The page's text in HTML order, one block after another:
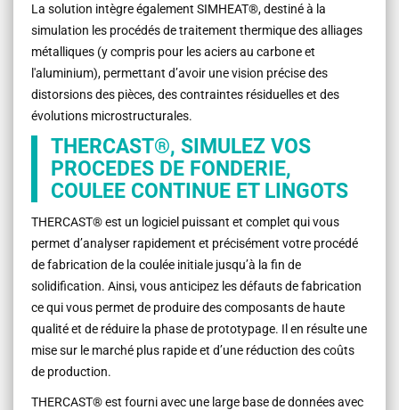
La solution intègre également SIMHEAT®, destiné à la
simulation les procédés de traitement thermique des alliages
métalliques (y compris pour les aciers au carbone et
l'aluminium), permettant d’avoir une vision précise des
distorsions des pièces, des contraintes résiduelles et des
évolutions microstructurales.
THERCAST®, SIMULEZ VOS
PROCEDES DE FONDERIE,
COULEE CONTINUE ET LINGOTS
THERCAST® est un logiciel puissant et complet qui vous
permet d’analyser rapidement et précisément votre procédé
de fabrication de la coulée initiale jusqu’à la fin de
solidification. Ainsi, vous anticipez les défauts de fabrication
ce qui vous permet de produire des composants de haute
qualité et de réduire la phase de prototypage. Il en résulte une
mise sur le marché plus rapide et d’une réduction des coûts
de production.
THERCAST® est fourni avec une large base de données avec